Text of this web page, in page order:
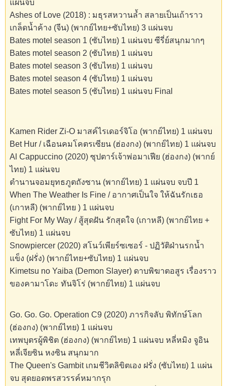
แผ่นจบ
Ashes of Love (2018) : มธุรสหวานล้ำ สลายเป็นเถ้าราว
เกล็ดน้ำค้าง (จีน) (พากย์ไทย+ซับไทย) 3 แผ่นจบ
Bates motel season 1 (ซับไทย) 1 แผ่นจบ ซีรี่ย์สนุกมากๆ
Bates motel season 2 (ซับไทย) 1 แผ่นจบ
Bates motel season 3 (ซับไทย) 1 แผ่นจบ
Bates motel season 4 (ซับไทย) 1 แผ่นจบ
Bates motel season 5 (ซับไทย) 1 แผ่นจบ Final
Kamen Rider Zi-O มาสค์ไรเดอร์จิโอ (พากย์ไทย) 1 แผ่นจบ
Bet Hur / เฉือนคมโคตรเซียน (ฮ่องกง) (พากย์ไทย) 1 แผ่นจบ
Al Cappuccino (2020) ซุปตาร์เจ้าพ่อมาเฟีย (ฮ่องกง) (พากย์
ไทย) 1 แผ่นจบ
ตำนานจอมยุทธภูตถังซาน (พากย์ไทย) 1 แผ่นจบ จบปี 1
When The Weather Is Fine / อากาศเป็นใจ ให้ฉันรักเธอ
(เกาหลี) (พากย์ไทย ) 1 แผ่นจบ
Fight For My Way / สู้สุดฝัน รักสุดใจ (เกาหลี) (พากย์ไทย +
ซับไทย) 1 แผ่นจบ
Snowpiercer (2020) สโนว์เพียร์ซเซอร์ - ปฏิวัติฝ่านรกน้ำ
แข็ง (ฝรั่ง) (พากย์ไทย+ซับไทย) 1 แผ่นจบ
Kimetsu no Yaiba (Demon Slayer) ดาบพิฆาตอสูร เรื่องราว
ของคามาโดะ ทันจิโร่ (พากย์ไทย) 1 แผ่นจบ
Go. Go. Go. Operation C9 (2020) ภารกิจลับ พิทักษ์โลก
(ฮ่องกง) (พากย์ไทย) 1 แผ่นจบ
เทพบุตรผู้พิชิต (ฮ่องกง) (พากย์ไทย) 1 แผ่นจบ หลี่หมิง จูอิน
หลี่เจียซิน หงซิน สนุกมาก
The Queen's Gambit เกมชีวิตลิขิตเอง ฝรั่ง (ซับไทย) 1 แผ่น
จบ สุดยอดพรสวรรค์หมากรุก